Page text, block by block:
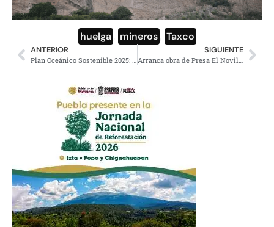
huelga mineros Taxco
ANTERIOR
Plan Oceánico Sostenible 2025: México Blinda sus Mares
SIGUIENTE
Arranca obra de Presa El Novillo, en La Paz, Baja California